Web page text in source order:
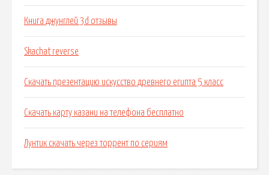
Книга джунглей 3d отзывы
Skachat reverse
Скачать презентацию искусство древнего египта 5 класс
Скачать карту казани на телефона бесплатно
Лунтик скачать через торрент по сериям